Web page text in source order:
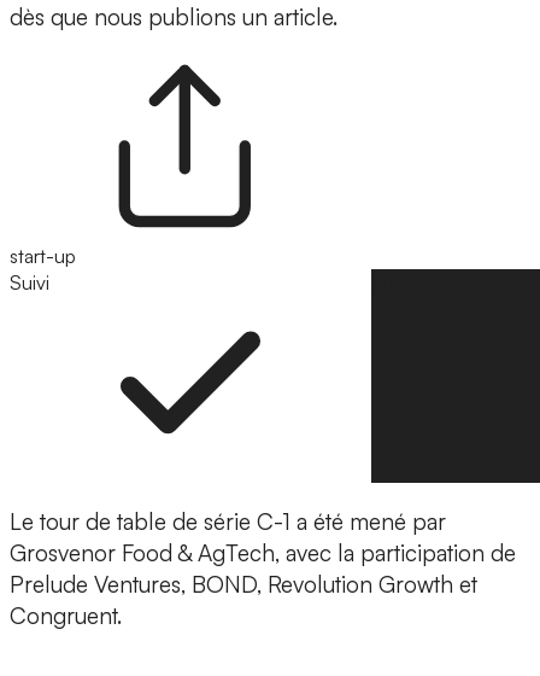
dès que nous publions un article.
start-up
Suivi
Le tour de table de série C-1 a été mené par
Grosvenor Food & AgTech, avec la participation de
Prelude Ventures, BOND, Revolution Growth et
Congruent.